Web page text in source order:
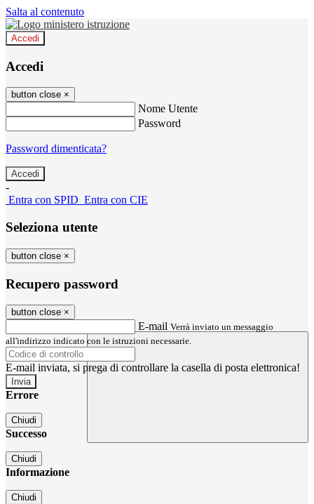
Salta al contenuto
Accedi
Accedi
button close ×
Nome Utente
Password
Password dimenticata?
-
Entra con SPID Entra con CIE
Seleziona utente
button close ×
Recupero password
button close ×
E-mail Verrà inviato un messaggio
all'indirizzo indicato con le istruzioni necessarie.
E-mail inviata, si prega di controllare la casella di posta elettronica!
Errore
Chiudi
Successo
Chiudi
Informazione
Chiudi